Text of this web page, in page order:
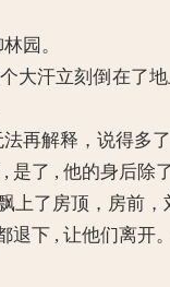
园。
汗立刻倒在了
解释，说得多
了 , 他的身后
了房顶，房前，
, 让他们离开